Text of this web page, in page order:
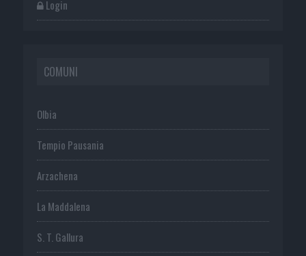
Login
COMUNI
Olbia
Tempio Pausania
Arzachena
La Maddalena
S. T. Gallura